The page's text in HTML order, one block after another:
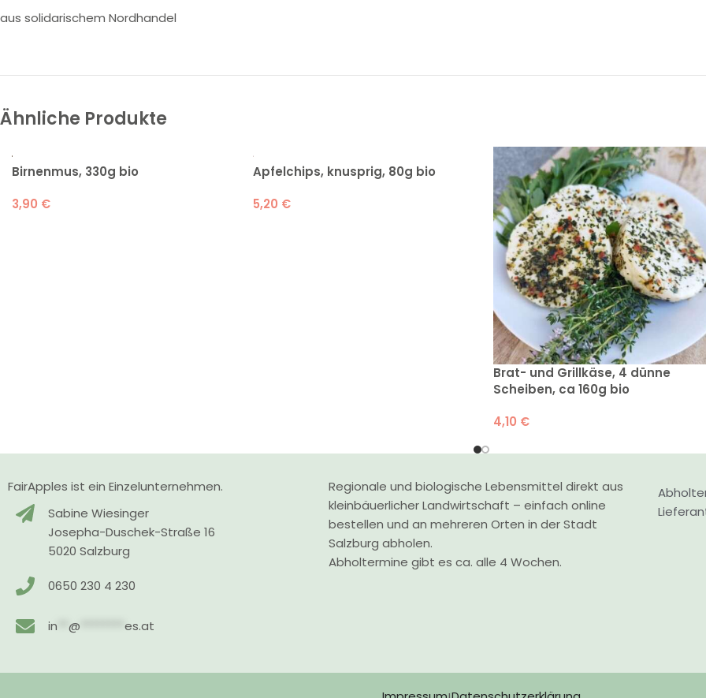
aus solidarischem Nordhandel
Ähnliche Produkte
Birnenmus, 330g bio
3,90 €
Apfelchips, knusprig, 80g bio
5,20 €
Brat- und Grillkäse, 4 dünne
Scheiben, ca 160g bio
4,10 €
FairApples ist ein Einzelunternehmen.
Sabine Wiesinger
Josepha-Duschek-Straße 16
5020 Salzburg
0650 230 4 230
in **@ ********es.at
Regionale und biologische Lebensmittel direkt aus
kleinbäuerlicher Landwirtschaft – einfach online
bestellen und an mehreren Orten in der Stadt
Salzburg abholen.
Abholtermine gibt es ca. alle 4 Wochen.